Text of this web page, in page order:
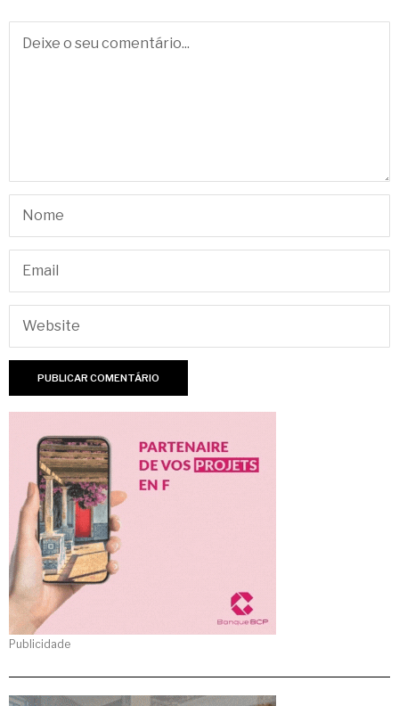
Publicidade